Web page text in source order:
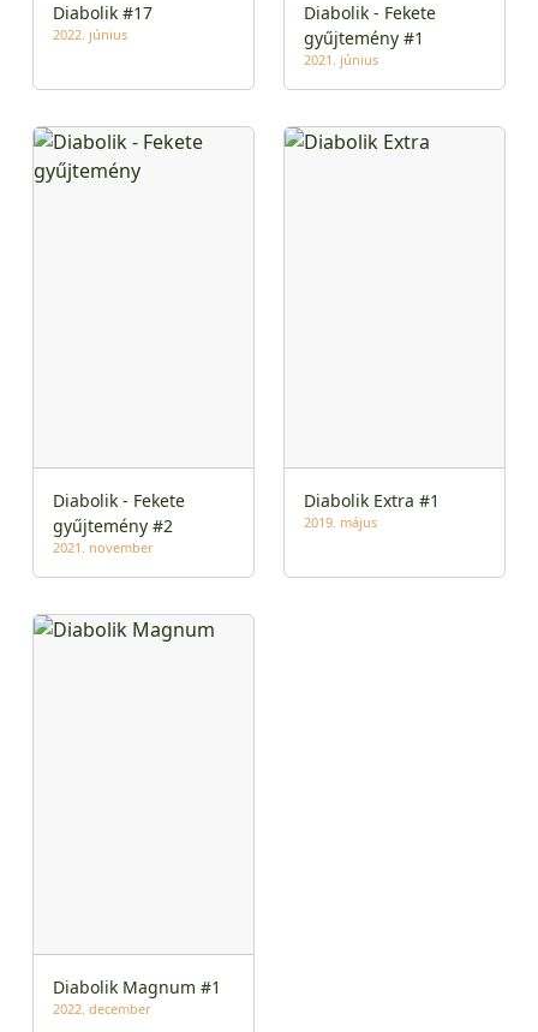
Diabolik #17
2022. június
Diabolik - Fekete
gyűjtemény #1
2021. június
Diabolik - Fekete
gyűjtemény #2
2021. november
Diabolik Extra #1
2019. május
Diabolik Magnum #1
2022. december